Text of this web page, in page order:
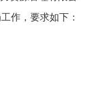
作，要求如下：